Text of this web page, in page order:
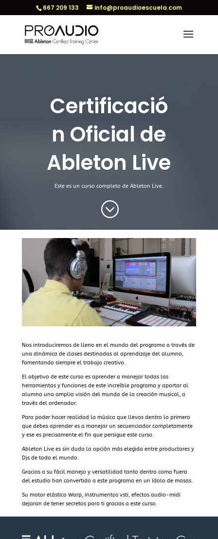
667 209 133 info@proaudioescuela.com
Certificació
n Oficial de
Ableton Live
Este es un curso completo de Ableton Live.
;
Nos introduciremos de lleno en el mundo del programa a través de
una dinámica de clases destinadas al aprendizaje del alumno,
fomentando siempre el trabajo creativo.
El objetivo de este curso es aprender a manejar todas las
herramientas y funciones de este increíble programa y aportar al
alumno una amplia visión del mundo de la creación musical, a
través del ordenador.
Para poder hacer realidad la música que llevas dentro lo primero
que debes aprender es a manejar un secuenciador completamente
y ese es precisamente el fin que persigue este curso.
Ableton Live es sin duda la opción más elegida entre productores y
Djs de todo el mundo.
Gracias a su fácil manejo y versatilidad tanto dentro como fuera
del estudio han convertido a este programa en un ídolo de masas.
Su motor elástico Warp, instrumentos vsti, efectos audio-midi
dejaran de tener secretos para ti gracias a este curso.